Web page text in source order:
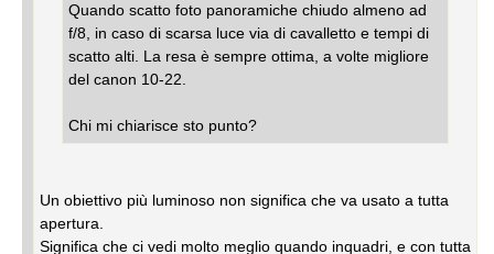
Quando scatto foto panoramiche chiudo almeno ad
f/8, in caso di scarsa luce via di cavalletto e tempi di
scatto alti. La resa è sempre ottima, a volte migliore
del canon 10-22.
Chi mi chiarisce sto punto?
Un obiettivo più luminoso non significa che va usato a tutta
apertura.
Significa che ci vedi molto meglio quando inquadri, e con tutta